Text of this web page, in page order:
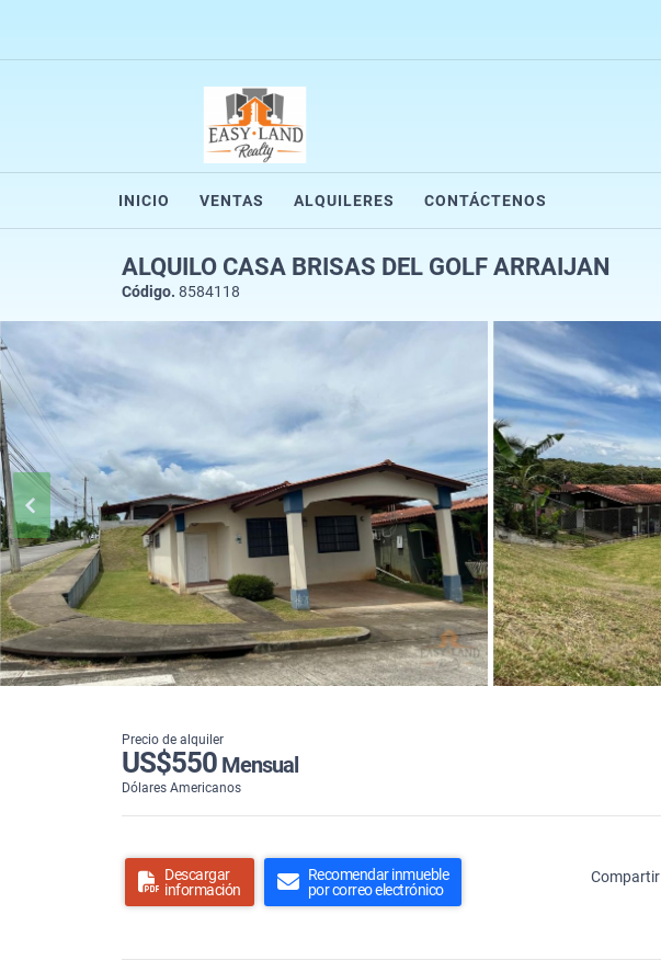
INICIO VENTAS ALQUILERES CONTÁCTENOS
ALQUILO CASA BRISAS DEL GOLF ARRAIJAN
Código. 8584118
Precio de alquiler
US$550 Mensual
Dólares Americanos
Descargar
información
Recomendar inmueble
por correo electrónico
Compartir